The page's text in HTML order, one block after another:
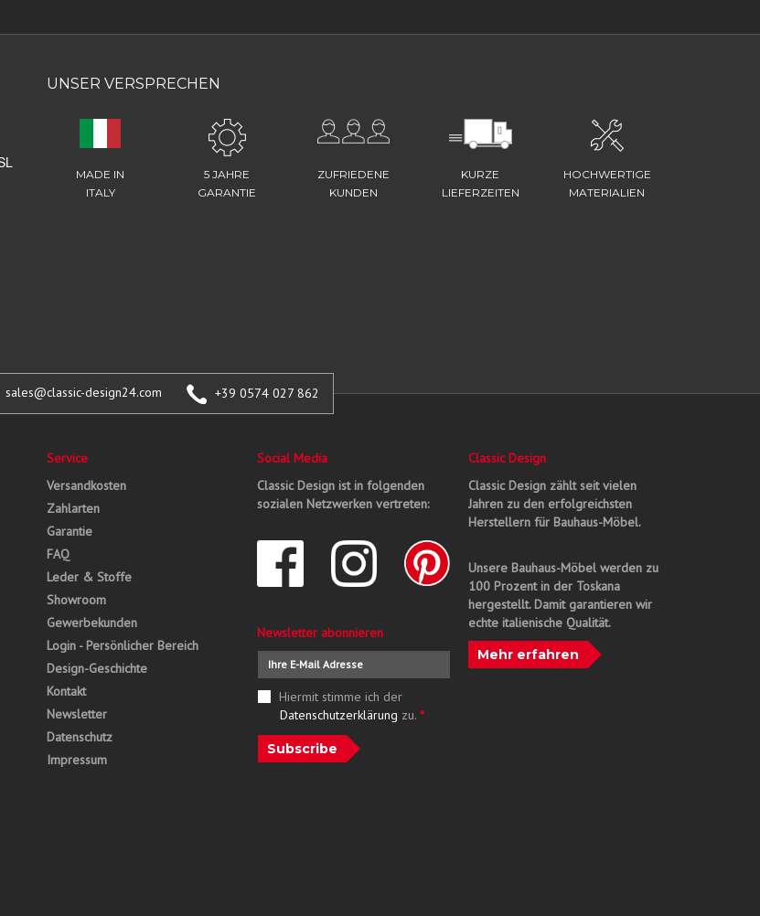
UNSER VERSPRECHEN
MADE IN
ITALY
5 JAHRE
GARANTIE
ZUFRIEDENE
KUNDEN
KURZE
LIEFERZEITEN
HOCHWERTIGE
MATERIALIEN
sales@classic-design24.com +39 0574 027 862
Service
Versandkosten
Zahlarten
Garantie
FAQ
Leder & Stoffe
Showroom
Gewerbekunden
Login - Persönlicher Bereich
Design-Geschichte
Kontakt
Newsletter
Datenschutz
Impressum
Social Media
Classic Design ist in folgenden
sozialen Netzwerken vertreten:
Newsletter abonnieren
Hiermit stimme ich der
Datenschutzerklärung zu. *
Subscribe
Classic Design
Classic Design zählt seit vielen
Jahren zu den erfolgreichsten
Herstellern für Bauhaus-Möbel.
Unsere Bauhaus-Möbel werden zu
100 Prozent in der Toskana
hergestellt. Damit garantieren wir
echte italienische Qualität.
Mehr erfahren